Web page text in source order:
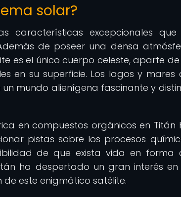
solar?
características excepcionales que
de poseer una densa
es el único cuerpo celeste, aparte
en su superficie. Los lagos y mares
mundo alienígena fascinante y
en compuestos orgánicos en Titán
pistas sobre los procesos
de que exista vida en forma
ha despertado un gran interés en
este enigmático satélite.